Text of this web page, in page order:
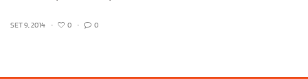
SET 9, 2014 • 0 • 0